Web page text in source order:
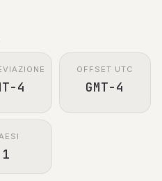
4
OFFSET UTC
GMT-4
1